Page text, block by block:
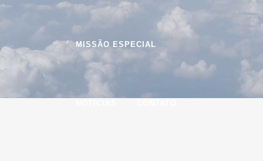
MISSÃO ESPECIAL